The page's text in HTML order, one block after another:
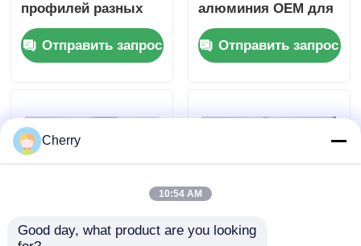
профилей разных
цветов,
используемые для
дверей и окон, с
экструдированного
профиля сплава
6063 T5
Отправить запрос
алюминия OEM для
промышленных
алюминиевых
профилей
Отправить запрос
Cherry
10:54 AM
Good day, what product are you looking